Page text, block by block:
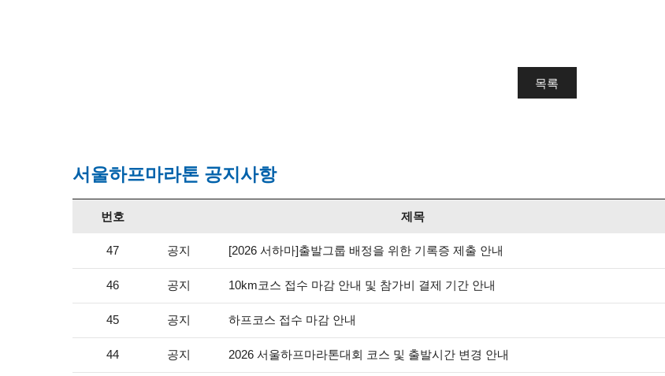
목록
서울하프마라톤 공지사항
번호 제목
47 공지 [2026 서하마]출발그룹 배정을 위한 기록증 제출 안내
46 공지 10km코스 접수 마감 안내 및 참가비 결제 기간 안내
45 공지 하프코스 접수 마감 안내
44 공지 2026 서울하프마라톤대회 코스 및 출발시간 변경 안내